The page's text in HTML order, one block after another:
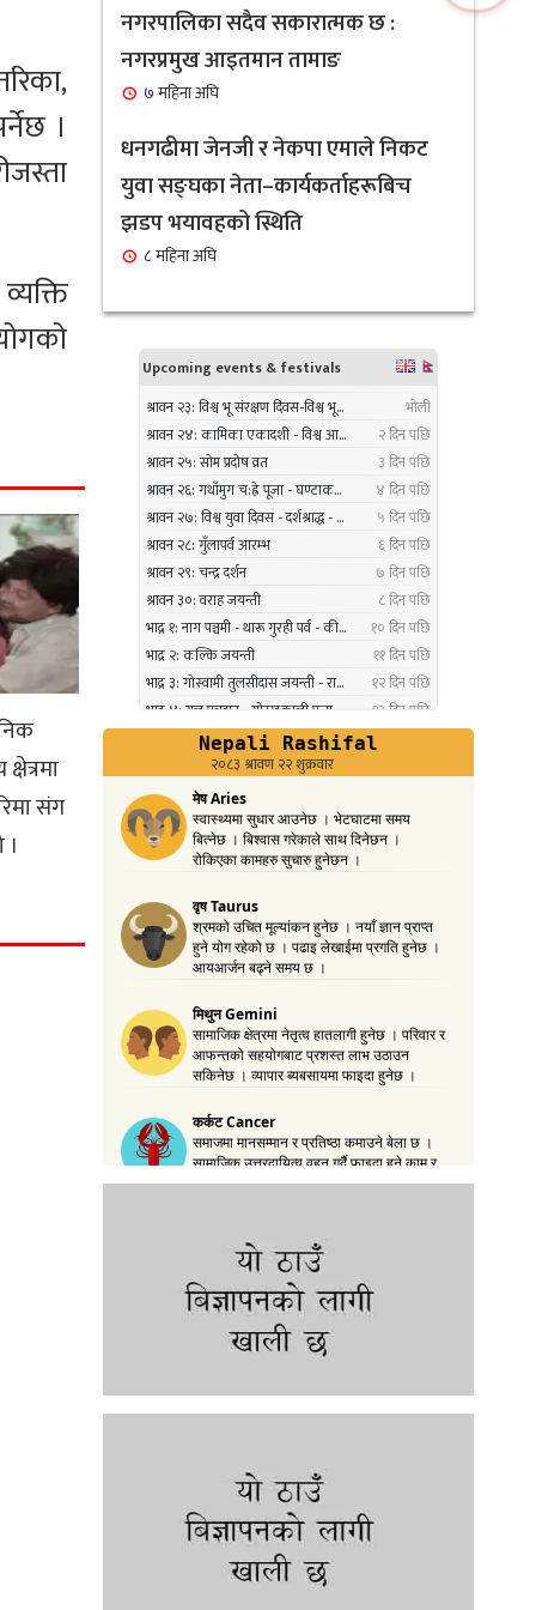
।
संग
६
सावधान : यस्ता व्यक्तिहरुको लागि
नरिवल पानी पिउनु हुन सक्छ घातक
१ महिना अघि
७
नगरप्रमुख तामाङ र उपप्रमुख
प्रधानद्वारा मेलम्ची नगरपालिकाको
भूमि व्यवस्थापन शाखाको शुभारम्भ
कार्य सम्पन्न
८
सबै क्षेत्र, वर्ग र लिंगकाे आवश्यकताकाे
आधारमा बजेट विनियाेजन गर्ने :
नगरप्रमुख आइतमान तामाङ
१ महिना अघि
सर्लाहीका बिमल साहलाई भारतको
मुम्बईमा ‘हार्मोनियम ट्युनिङ विशेषज्ञ’
पदकबाट सम्मानित
३ महिना अघि
१०
नगरप्रमुख तामाङको अध्यक्षतामा
जलवायु उत्थानशील कार्यढाँचा
सम्बन्धी एकदिने क्षमता अभिवृद्धि
कार्यक्रम सम्पन्न
३ महिना अघि
नगरपालिका सदैव सकारात्मक छ :
नगरप्रमुख आइतमान तामाङ
७ महिना अघि
धनगढीमा जेनजी र नेकपा एमाले निकट
युवा सङ्घका नेता–कार्यकर्ताहरूबिच
झडप भयावहको स्थिति
८ महिना अघि